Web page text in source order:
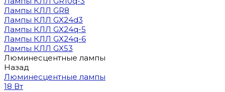
Лампы КЛЛ GR8
Лампы КЛЛ GX24d3
Лампы КЛЛ GX24q-5
Лампы КЛЛ GX24q-6
Лампы КЛЛ GX53
Люминесцентные лампы
Назад
Люминесцентные лампы
18 Вт